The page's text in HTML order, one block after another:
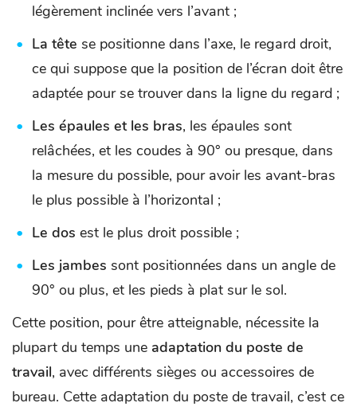
légèrement inclinée vers l’avant ;
La tête se positionne dans l’axe, le regard droit,
ce qui suppose que la position de l’écran doit être
adaptée pour se trouver dans la ligne du regard ;
Les épaules et les bras, les épaules sont
relâchées, et les coudes à 90° ou presque, dans
la mesure du possible, pour avoir les avant-bras
le plus possible à l’horizontal ;
Le dos est le plus droit possible ;
Les jambes sont positionnées dans un angle de
90° ou plus, et les pieds à plat sur le sol.
Cette position, pour être atteignable, nécessite la
plupart du temps une adaptation du poste de
travail, avec différents sièges ou accessoires de
bureau. Cette adaptation du poste de travail, c’est ce